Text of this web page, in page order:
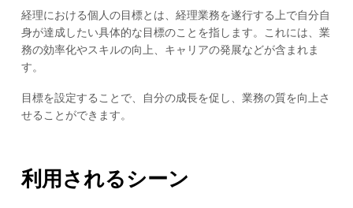
経理における個人の目標とは、経理業務を遂行する上で自分自
身が達成したい具体的な目標のことを指します。これには、業
務の効率化やスキルの向上、キャリアの発展などが含まれま
す。
目標を設定することで、自分の成長を促し、業務の質を向上さ
せることができます。
利用されるシーン